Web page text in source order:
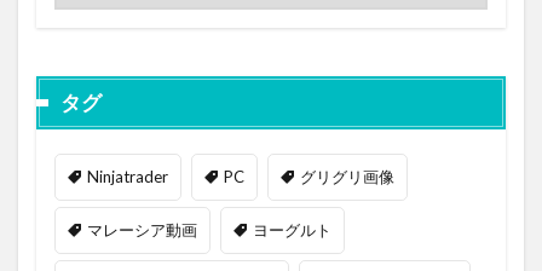
タグ
Ninjatrader PC グリグリ画像
マレーシア動画 ヨーグルト